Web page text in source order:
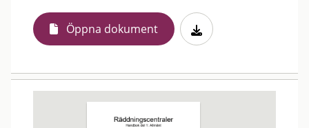
Öppna dokument